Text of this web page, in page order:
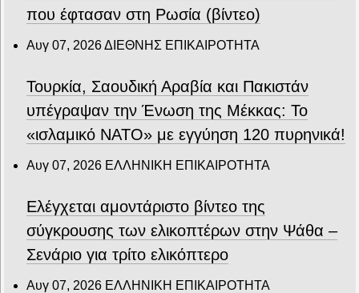
που έφτασαν στη Ρωσία (βίντεο)
Αυγ 07, 2026ΔΙΕΘΝΗΣ ΕΠΙΚΑΙΡΟΤΗΤΑ
Τουρκία, Σαουδική Αραβία και Πακιστάν
υπέγραψαν την Ένωση της Μέκκας: Το
«ισλαμικό ΝΑΤΟ» με εγγύηση 120 πυρηνικά!
Αυγ 07, 2026 ΕΛΛΗΝΙΚΗ ΕΠΙΚΑΙΡΟΤΗΤΑ
Ελέγχεται αμοντάριστο βίντεο της
σύγκρουσης των ελικοπτέρων στην Ψάθα –
Σενάριο για τρίτο ελικόπτερο
Αυγ 07, 2026 ΕΛΛΗΝΙΚΗ ΕΠΙΚΑΙΡΟΤΗΤΑ